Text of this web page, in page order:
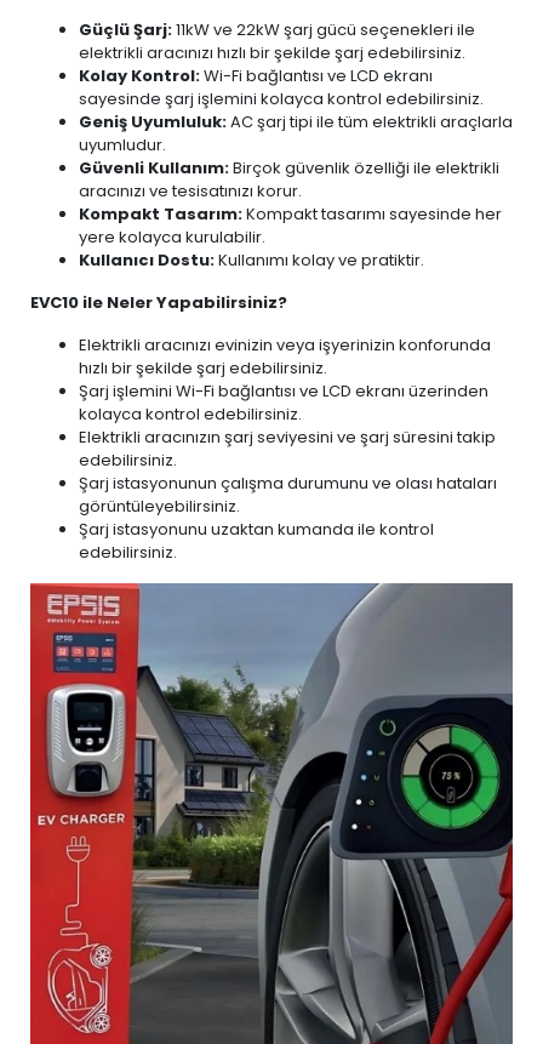
Güçlü Şarj:11kW ve 22kW şarj gücü seçenekleri ile
elektrikli aracınızı hızlı bir şekilde şarj edebilirsiniz.
Kolay Kontrol:Wi-Fi bağlantısı ve LCD ekranı
sayesinde şarj işlemini kolayca kontrol edebilirsiniz.
Geniş Uyumluluk:AC şarj tipi ile tüm elektrikli araçlarla
uyumludur.
Güvenli Kullanım:Birçok güvenlik özelliği ile elektrikli
aracınızı ve tesisatınızı korur.
Kompakt Tasarım:Kompakt tasarımı sayesinde her
yere kolayca kurulabilir.
Kullanıcı Dostu:Kullanımı kolay ve pratiktir.
EVC10 ile Neler Yapabilirsiniz?
Elektrikli aracınızı evinizin veya işyerinizin konforunda
hızlı bir şekilde şarj edebilirsiniz.
Şarj işlemini Wi-Fi bağlantısı ve LCD ekranı üzerinden
kolayca kontrol edebilirsiniz.
Elektrikli aracınızın şarj seviyesini ve şarj süresini takip
edebilirsiniz.
Şarj istasyonunun çalışma durumunu ve olası hataları
görüntüleyebilirsiniz.
Şarj istasyonunu uzaktan kumanda ile kontrol
edebilirsiniz.